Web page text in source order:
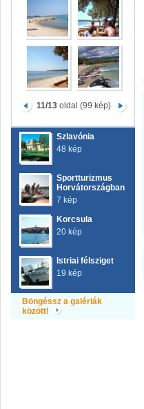
11/13 oldal (99 kép)
Szlavónia
48 kép
Sportturizmus
Horvátországban
7 kép
Korcsula
20 kép
Istriai félsziget
19 kép
Böngéssz a galériák
között!